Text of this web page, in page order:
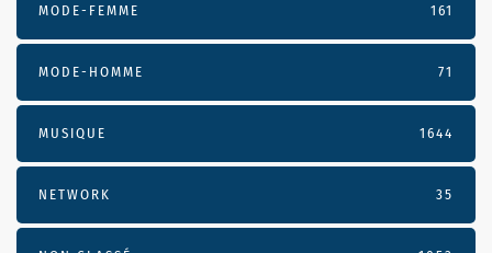
MODE-FEMME 161
MODE-HOMME 71
MUSIQUE 1644
NETWORK 35